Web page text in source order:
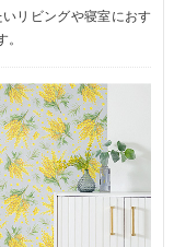
リビングや寝室におす